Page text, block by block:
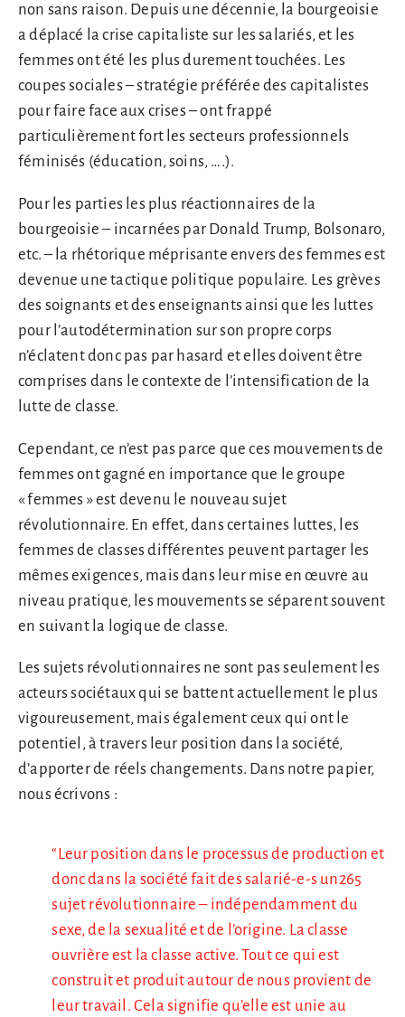
non sans raison. Depuis une décennie, la bourgeoisie
a déplacé la crise capitaliste sur les salariés, et les
femmes ont été les plus durement touchées. Les
coupes sociales – stratégie préférée des capitalistes
pour faire face aux crises – ont frappé
particulièrement fort les secteurs professionnels
féminisés (éducation, soins, ….).
Pour les parties les plus réactionnaires de la
bourgeoisie – incarnées par Donald Trump, Bolsonaro,
etc. – la rhétorique méprisante envers des femmes est
devenue une tactique politique populaire. Les grèves
des soignants et des enseignants ainsi que les luttes
pour l’autodétermination sur son propre corps
n’éclatent donc pas par hasard et elles doivent être
comprises dans le contexte de l’intensification de la
lutte de classe.
Cependant, ce n’est pas parce que ces mouvements de
femmes ont gagné en importance que le groupe
« femmes » est devenu le nouveau sujet
révolutionnaire. En effet, dans certaines luttes, les
femmes de classes différentes peuvent partager les
mêmes exigences, mais dans leur mise en œuvre au
niveau pratique, les mouvements se séparent souvent
en suivant la logique de classe.
Les sujets révolutionnaires ne sont pas seulement les
acteurs sociétaux qui se battent actuellement le plus
vigoureusement, mais également ceux qui ont le
potentiel, à travers leur position dans la société,
d’apporter de réels changements. Dans notre papier,
nous écrivons :
“Leur position dans le processus de production et
donc dans la société fait des salarié-e-s un265
sujet révolutionnaire – indépendamment du
sexe, de la sexualité et de l’origine. La classe
ouvrière est la classe active. Tout ce qui est
construit et produit autour de nous provient de
leur travail. Cela signifie qu’elle est unie au